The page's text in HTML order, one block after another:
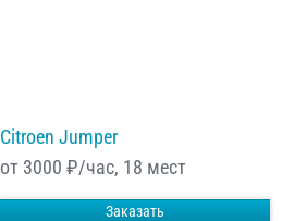
Citroen Jumper
от 3000 ₽/час, 18 мест
Заказать